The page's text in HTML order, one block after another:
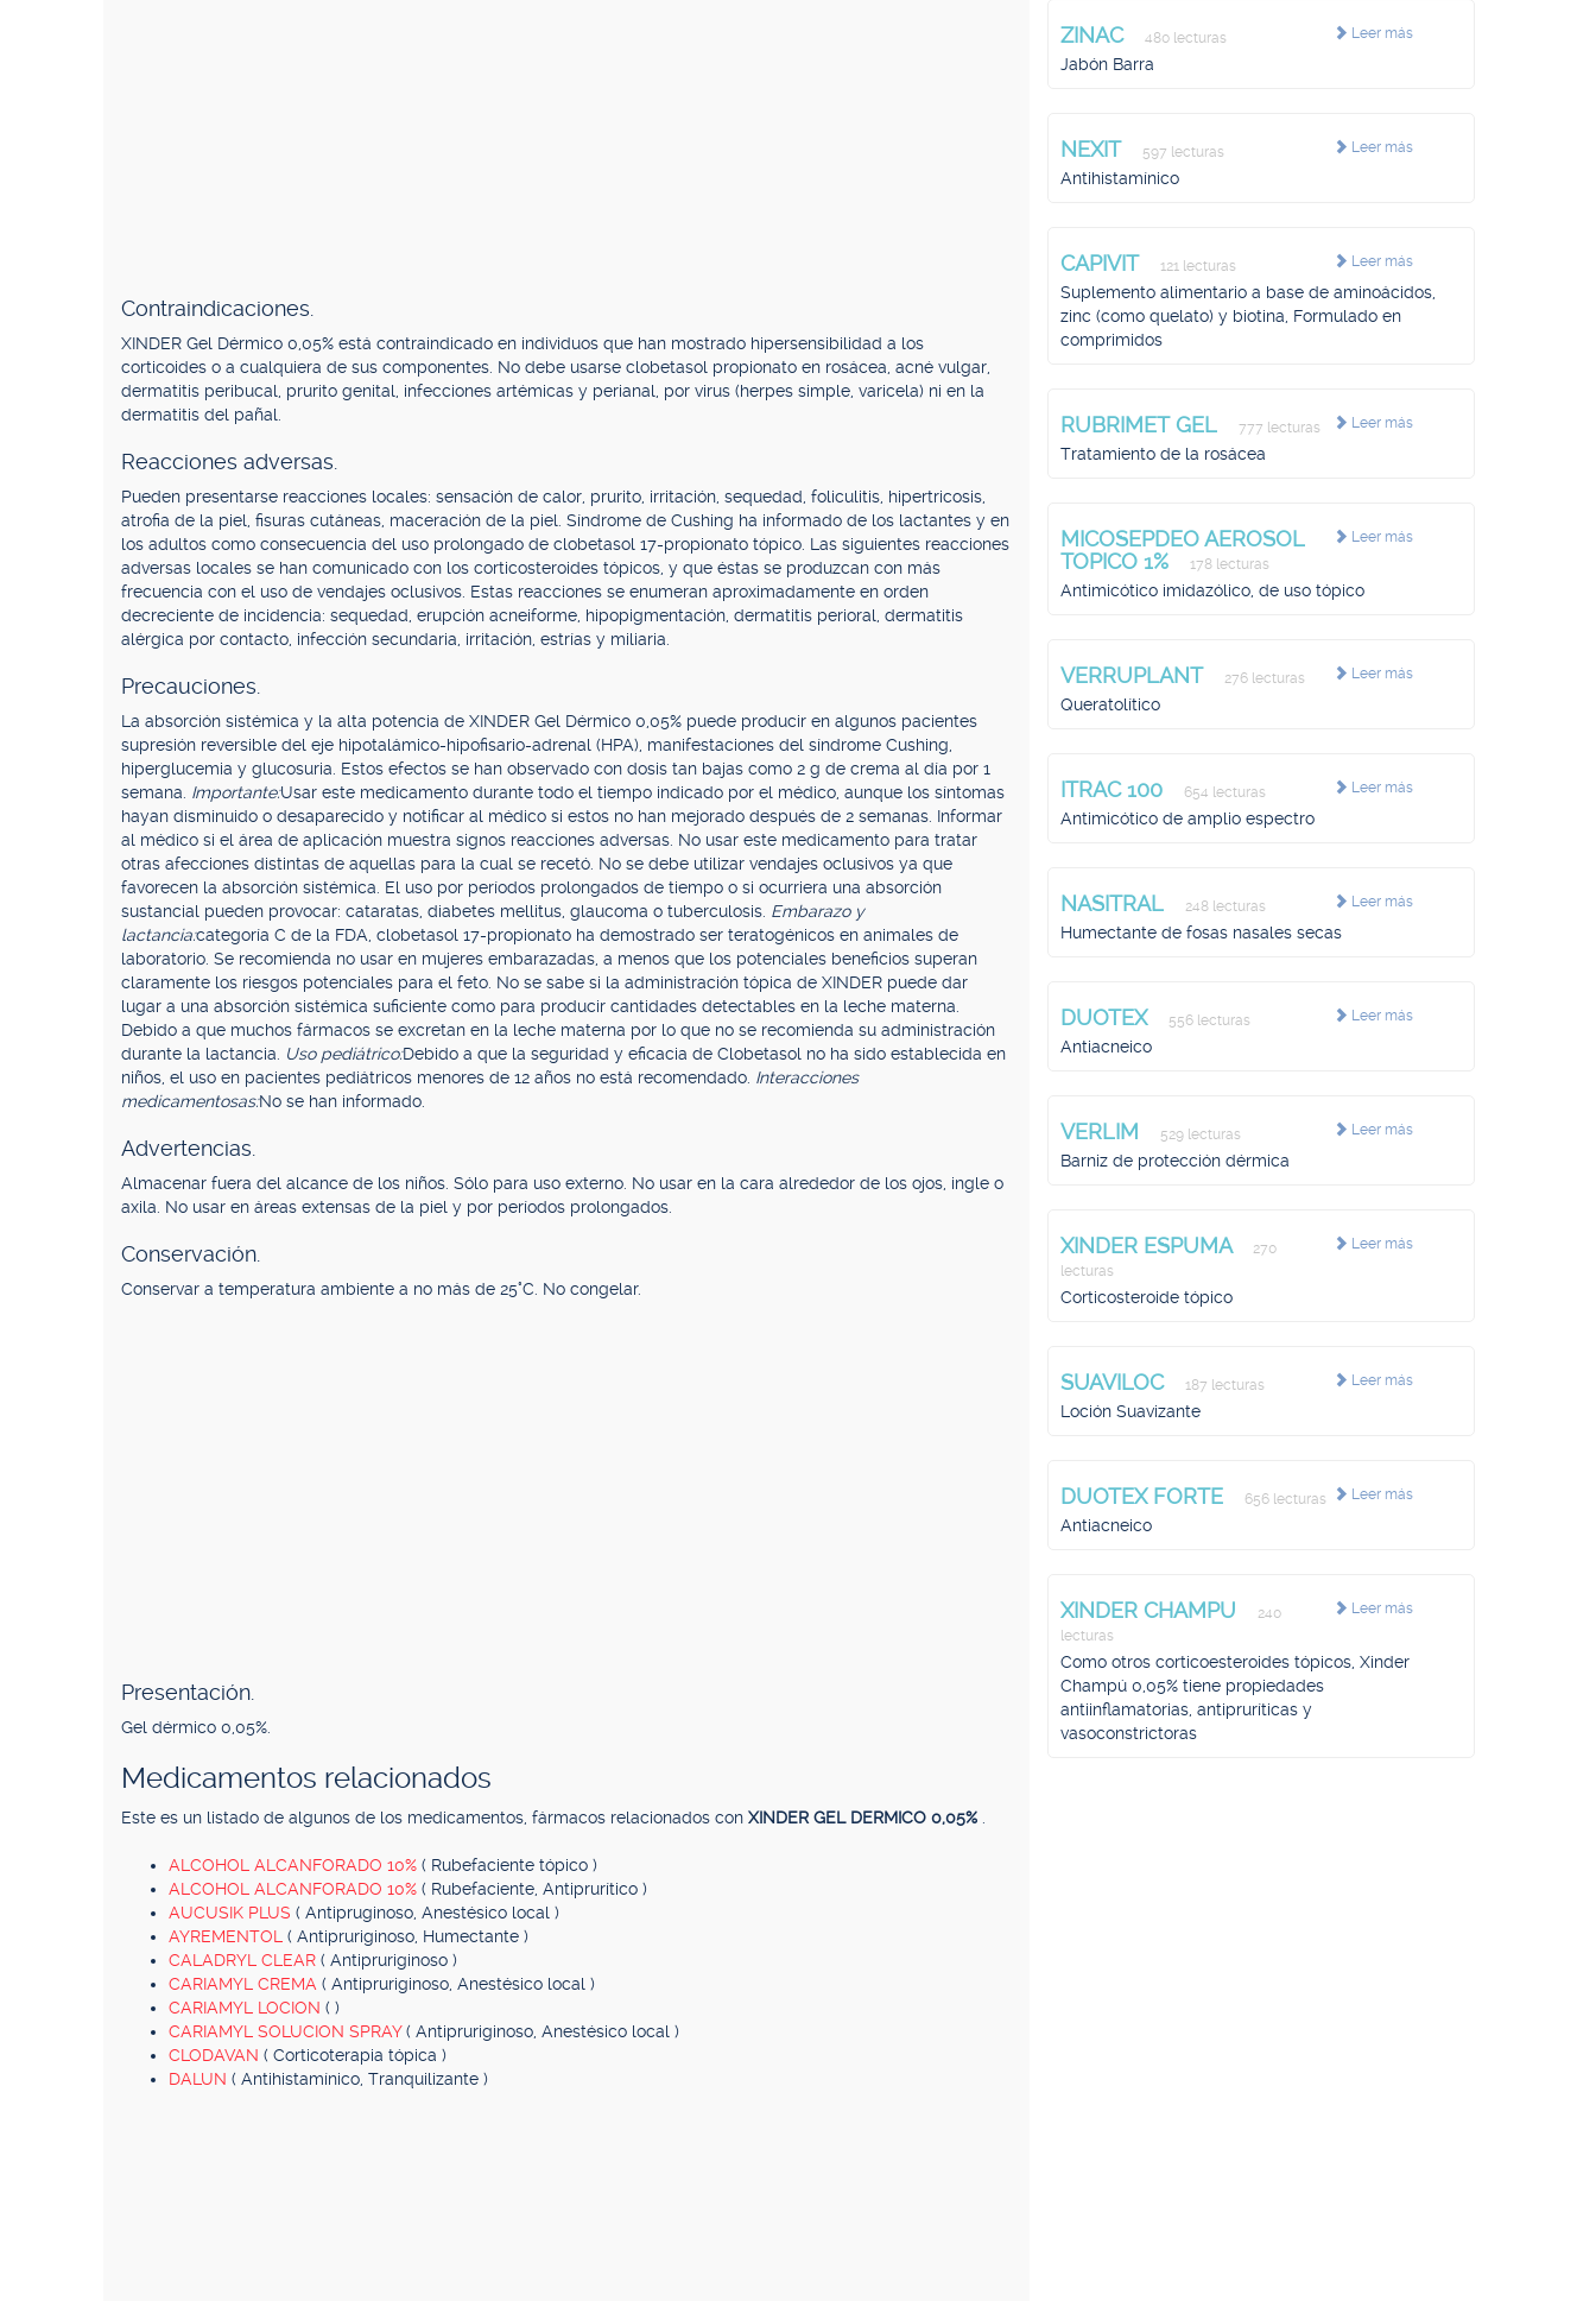
Contraindicaciones.
XINDER Gel Dérmico 0,05% está contraindicado en individuos que han mostrado hipersensibilidad a los
corticoides o a cualquiera de sus componentes. No debe usarse clobetasol propionato en rosácea, acné vulgar,
dermatitis peribucal, prurito genital, infecciones artémicas y perianal, por virus (herpes simple, varicela) ni en la
dermatitis del pañal.
Reacciones adversas.
Pueden presentarse reacciones locales: sensación de calor, prurito, irritación, sequedad, foliculitis, hipertricosis,
atrofia de la piel, fisuras cutáneas, maceración de la piel. Síndrome de Cushing ha informado de los lactantes y en
los adultos como consecuencia del uso prolongado de clobetasol 17-propionato tópico. Las siguientes reacciones
adversas locales se han comunicado con los corticosteroides tópicos, y que éstas se produzcan con más
frecuencia con el uso de vendajes oclusivos. Estas reacciones se enumeran aproximadamente en orden
decreciente de incidencia: sequedad, erupción acneiforme, hipopigmentación, dermatitis perioral, dermatitis
alérgica por contacto, infección secundaria, irritación, estrías y miliaria.
Precauciones.
La absorción sistémica y la alta potencia de XINDER Gel Dérmico 0,05% puede producir en algunos pacientes
supresión reversible del eje hipotalámico-hipofisario-adrenal (HPA), manifestaciones del síndrome Cushing,
hiperglucemia y glucosuria. Estos efectos se han observado con dosis tan bajas como 2 g de crema al día por 1
semana. Importante:Usar este medicamento durante todo el tiempo indicado por el médico, aunque los síntomas
hayan disminuido o desaparecido y notificar al médico si estos no han mejorado después de 2 semanas. Informar
al médico si el área de aplicación muestra signos reacciones adversas. No usar este medicamento para tratar
otras afecciones distintas de aquellas para la cual se recetó. No se debe utilizar vendajes oclusivos ya que
favorecen la absorción sistémica. El uso por períodos prolongados de tiempo o si ocurriera una absorción
sustancial pueden provocar: cataratas, diabetes mellitus, glaucoma o tuberculosis. Embarazo y
lactancia:categoría C de la FDA, clobetasol 17-propionato ha demostrado ser teratogénicos en animales de
laboratorio. Se recomienda no usar en mujeres embarazadas, a menos que los potenciales beneficios superan
claramente los riesgos potenciales para el feto. No se sabe si la administración tópica de XINDER puede dar
lugar a una absorción sistémica suficiente como para producir cantidades detectables en la leche materna.
Debido a que muchos fármacos se excretan en la leche materna por lo que no se recomienda su administración
durante la lactancia.
Uso pediátrico:Debido a que la seguridad y eficacia de Clobetasol no ha sido establecida en
niños, el uso en pacientes pediátricos menores de 12 años no está recomendado. Interacciones
medicamentosas:No se han informado.
Advertencias.
Almacenar fuera del alcance de los niños. Sólo para uso externo. No usar en la cara alrededor de los ojos, ingle o
axila. No usar en áreas extensas de la piel y por períodos prolongados.
Conservación.
Conservar a temperatura ambiente a no más de 25°C. No congelar.
Presentación.
Gel dérmico 0,05%.
Medicamentos relacionados
Este es un listado de algunos de los medicamentos, fármacos relacionados con XINDER GEL DERMICO 0,05%
ALCOHOL ALCANFORADO 10% ( Rubefaciente tópico )
ALCOHOL ALCANFORADO 10% ( Rubefaciente, Antiprurítico )
AUCUSIK PLUS ( Antipruginoso, Anestésico local )
AYREMENTOL ( Antipruriginoso, Humectante )
CALADRYL CLEAR ( Antipruriginoso )
CARIAMYL CREMA ( Antipruriginoso, Anestésico local )
CARIAMYL LOCION ( )
CARIAMYL SOLUCION SPRAY( Antipruriginoso, Anestésico local )
CLODAVAN ( Corticoterapia tópica )
DALUN ( Antihistamínico, Tranquilizante )
Leer más
ZINAC 480 lecturas
Jabón Barra
Leer más
NEXIT 597 lecturas
Antihistamínico
Leer más
CAPIVIT 121 lecturas
Suplemento alimentario a base de aminoácidos,
zinc (como quelato) y biotina, Formulado en
comprimidos
Leer más
RUBRIMET GEL 777 lecturas
Tratamiento de la rosácea
Leer más
MICOSEPDEO AEROSOL
TOPICO 1%
178 lecturas
Antimicótico imidazólico, de uso tópico
Leer más
VERRUPLANT 276 lecturas
Queratolítico
Leer más
ITRAC 100 654 lecturas
Antimicótico de amplio espectro
Leer más
NASITRAL 248 lecturas
Humectante de fosas nasales secas
Leer más
DUOTEX 556 lecturas
Antiacneico
Leer más
VERLIM 529 lecturas
Barniz de protección dérmica
Leer más
XINDER ESPUMA
270
lecturas
Corticosteroide tópico
Leer más
SUAVILOC 187 lecturas
Loción Suavizante
Leer más
DUOTEX FORTE 656 lecturas
Antiacneico
Leer más
XINDER CHAMPU
240
lecturas
Como otros corticoesteroides tópicos, Xinder
Champú 0,05% tiene propiedades
antiinflamatorias, antipruríticas y
vasoconstrictoras